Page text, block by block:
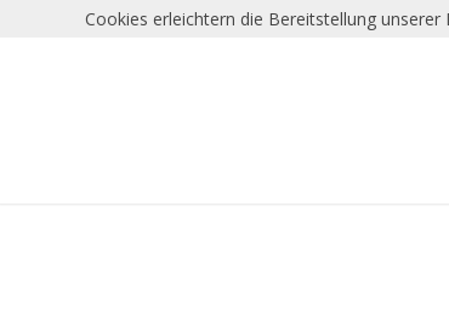
Cookies erleichtern die Bereitstellung